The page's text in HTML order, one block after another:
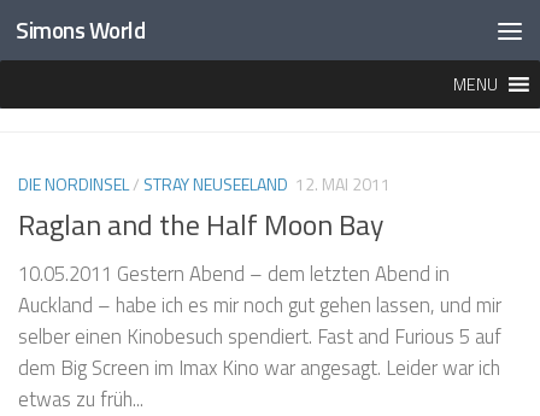
Unter dem Inhalt
Simons World
MENU
DIE NORDINSEL/ STRAY NEUSEELAND 12. MAI 2011
Raglan and the Half Moon Bay
10.05.2011 Gestern Abend – dem letzten Abend in
Auckland – habe ich es mir noch gut gehen lassen, und mir
selber einen Kinobesuch spendiert. Fast and Furious 5 auf
dem Big Screen im Imax Kino war angesagt. Leider war ich
etwas zu früh...